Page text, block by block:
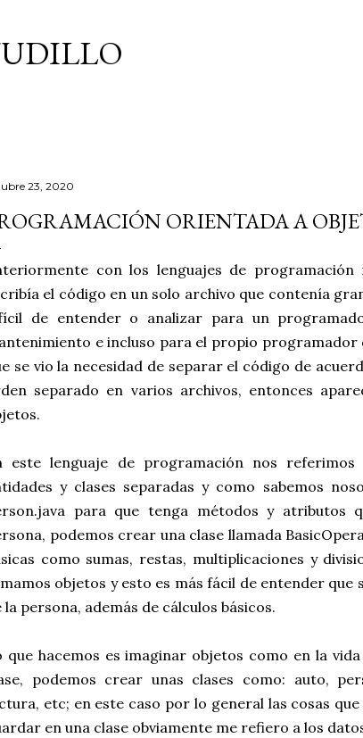
23, 2020
ORIENTADA A
con los lenguajes de
el código en un solo archivo que contenía
de entender o analizar para un
e incluso para el propio programador
se vio la necesidad de separar el código de
separado en varios archivos, entonces
este lenguaje de programación nos
y clases separadas y como sabemos
para que tenga métodos y atributos
podemos crear una clase llamada
como sumas, restas, multiplicaciones y
objetos y esto es más fácil de entender
la persona, además de cálculos básicos.
que hacemos es imaginar objetos como en la
podemos crear unas clases como: auto,
etc; en este caso por lo general las cosas
en una clase obviamente me refiero a los